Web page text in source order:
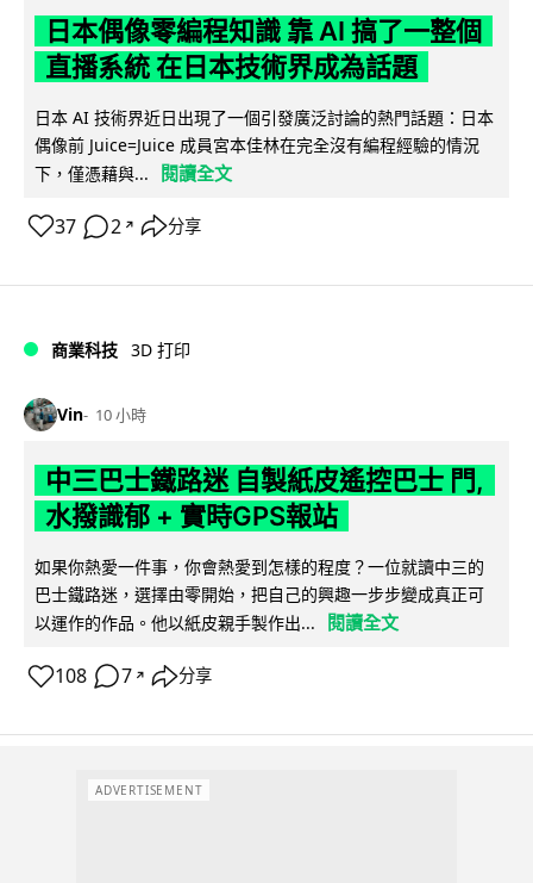
日本偶像零編程知識 靠 AI 搞了一整個
直播系統 在日本技術界成為話題
日本 AI 技術界近日出現了一個引發廣泛討論的熱門話題：日本
偶像前 Juice=Juice 成員宮本佳林在完全沒有編程經驗的情況
下，僅憑藉與...
閱讀全文
37 2 ↗ 分享
商業科技 3D 打印
Vin 10 小時
中三巴士鐵路迷 自製紙皮遙控巴士 門,
水撥識郁 + 實時GPS報站
如果你熱愛一件事，你會熱愛到怎樣的程度？一位就讀中三的
巴士鐵路迷，選擇由零開始，把自己的興趣一步步變成真正可
以運作的作品。他以紙皮親手製作出...
閱讀全文
108 7 ↗ 分享
ADVERTISEMENT